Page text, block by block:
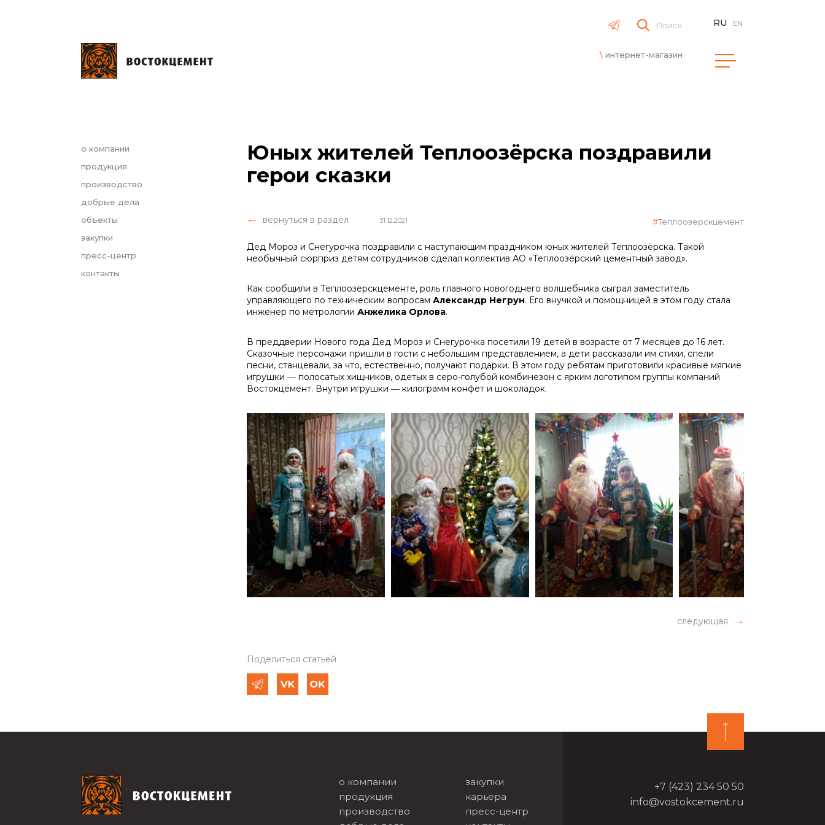
Поиск
интернет-магазин
RU EN
о компании
продукция
производство
добрые дела
объекты
закупки
пресс-центр
контакты
Юных жителей Теплоозёрска поздравили
герои сказки
вернуться в раздел 31.12.2021 Теплоозерскцемент
Дед Мороз и Снегурочка поздравили с наступающим праздником юных жителей Теплоозёрска. Такой
необычный сюрприз детям сотрудников сделал коллектив АО «Теплоозёрский цементный завод».
Как сообщили в Теплоозёрскцементе, роль главного новогоднего волшебника сыграл заместитель
управляющего по техническим вопросам Александр Негрун. Его внучкой и помощницей в этом году стала
инженер по метрологии Анжелика Орлова.
В преддверии Нового года Дед Мороз и Снегурочка посетили 19 детей в возрасте от 7 месяцев до 16 лет.
Сказочные персонажи пришли в гости с небольшим представлением, а дети рассказали им стихи, спели
песни, станцевали, за что, естественно, получают подарки. В этом году ребятам приготовили красивые мягкие
игрушки ― полосатых хищников, одетых в серо-голубой комбинезон с ярким логотипом группы компаний
Востокцемент. Внутри игрушки ― килограмм конфет и шоколадок.
следующая
Поделиться статьей
о компании
продукция
производство
закупки
карьера
пресс-центр
+7 (423) 234 50 50
info@vostokcement.ru